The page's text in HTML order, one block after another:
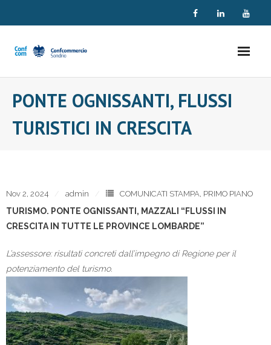
PONTE OGNISSANTI, FLUSSI
TURISTICI IN CRESCITA
Nov 2, 2024 admin COMUNICATI STAMPA, PRIMO PIANO
TURISMO. PONTE OGNISSANTI, MAZZALI “FLUSSI IN
CRESCITA IN TUTTE LE PROVINCE LOMBARDE”
L’assessore: risultati concreti dall’impegno di Regione per il
potenziamento del turismo.